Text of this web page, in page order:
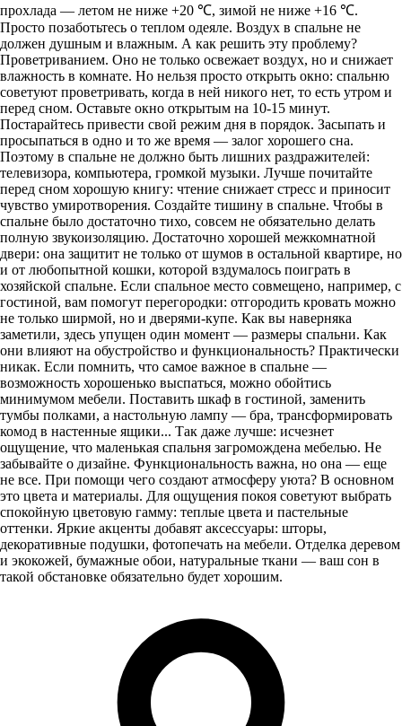
прохлада — летом не ниже +20 ℃, зимой не ниже +16 ℃.
Просто позаботьтесь о теплом одеяле. Воздух в спальне не
должен душным и влажным. А как решить эту проблему?
Проветриванием. Оно не только освежает воздух, но и снижает
влажность в комнате. Но нельзя просто открыть окно: спальню
советуют проветривать, когда в ней никого нет, то есть утром и
перед сном. Оставьте окно открытым на 10-15 минут.
Постарайтесь привести свой режим дня в порядок. Засыпать и
просыпаться в одно и то же время — залог хорошего сна.
Поэтому в спальне не должно быть лишних раздражителей:
телевизора, компьютера, громкой музыки. Лучше почитайте
перед сном хорошую книгу: чтение снижает стресс и приносит
чувство умиротворения. Создайте тишину в спальне. Чтобы в
спальне было достаточно тихо, совсем не обязательно делать
полную звукоизоляцию. Достаточно хорошей межкомнатной
двери: она защитит не только от шумов в остальной квартире, но
и от любопытной кошки, которой вздумалось поиграть в
хозяйской спальне. Если спальное место совмещено, например, с
гостиной, вам помогут перегородки: отгородить кровать можно
не только ширмой, но и дверями-купе. Как вы наверняка
заметили, здесь упущен один момент — размеры спальни. Как
они влияют на обустройство и функциональность? Практически
никак. Если помнить, что самое важное в спальне —
возможность хорошенько выспаться, можно обойтись
минимумом мебели. Поставить шкаф в гостиной, заменить
тумбы полками, а настольную лампу — бра, трансформировать
комод в настенные ящики... Так даже лучше: исчезнет
ощущение, что маленькая спальня загромождена мебелью. Не
забывайте о дизайне. Функциональность важна, но она — еще
не все. При помощи чего создают атмосферу уюта? В основном
это цвета и материалы. Для ощущения покоя советуют выбрать
спокойную цветовую гамму: теплые цвета и пастельные
оттенки. Яркие акценты добавят аксессуары: шторы,
декоративные подушки, фотопечать на мебели. Отделка деревом
и экокожей, бумажные обои, натуральные ткани — ваш сон в
такой обстановке обязательно будет хорошим.